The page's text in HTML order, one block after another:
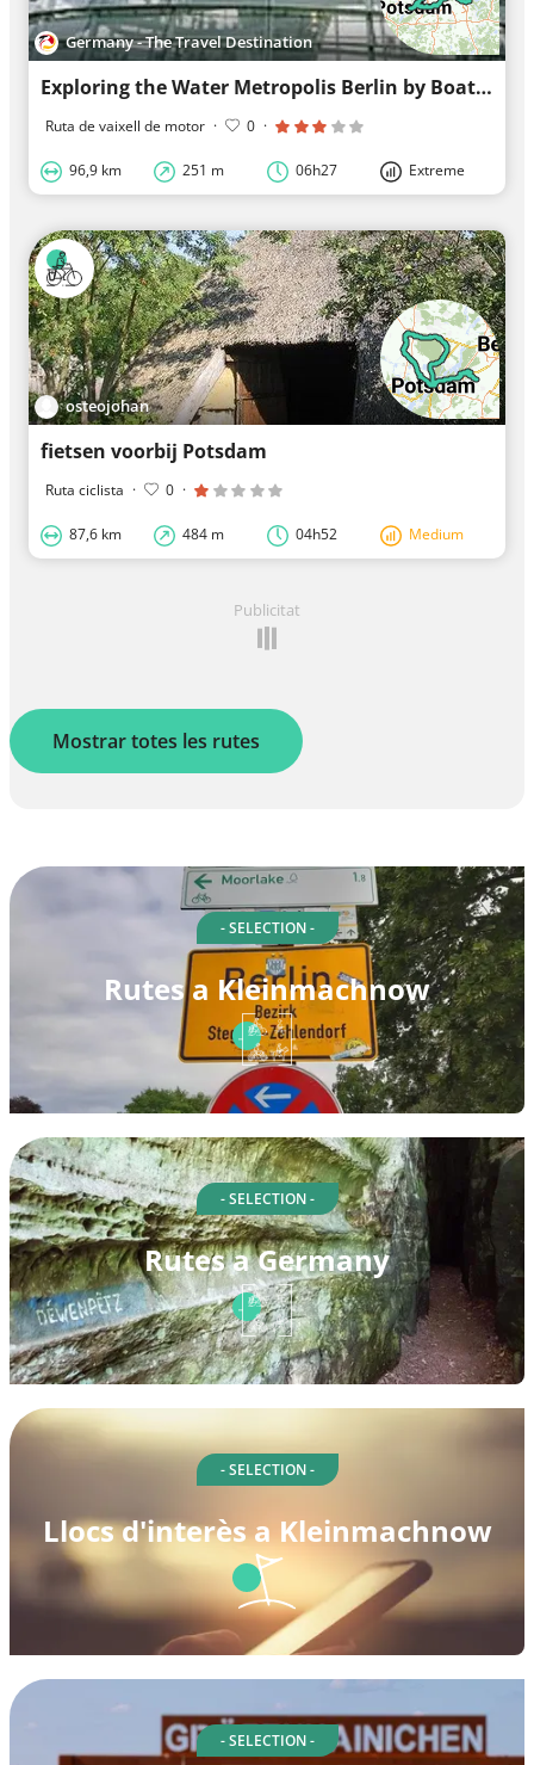
Germany - The Travel Destination
Exploring the Water Metropolis Berlin by Boat- Round Tour
Ruta de vaixell de motor · 0 ·
96,9 km 251 m 06h27 Extreme
osteojohan
fietsen voorbij Potsdam
Ruta ciclista · 0 ·
87,6 km 484 m 04h52 Medium
Publicitat
Mostrar totes les rutes
- SELECTION -
Rutes a Kleinmachnow
- SELECTION -
Rutes a Germany
- SELECTION -
Llocs d'interès a Kleinmachnow
- SELECTION -